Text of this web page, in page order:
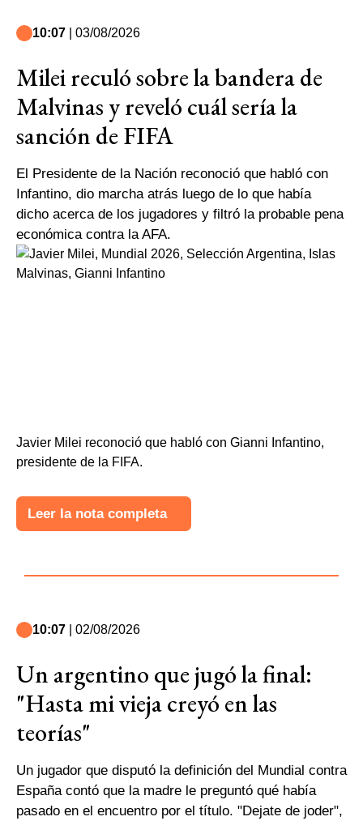
10:07 | 03/08/2026
Milei reculó sobre la bandera de
Malvinas y reveló cuál sería la
sanción de FIFA
El Presidente de la Nación reconoció que habló con
Infantino, dio marcha atrás luego de lo que había
dicho acerca de los jugadores y filtró la probable pena
económica contra la AFA.
Javier Milei reconoció que habló con Gianni Infantino,
presidente de la FIFA.
Leer la nota completa
10:07 | 02/08/2026
Un argentino que jugó la final:
"Hasta mi vieja creyó en las
teorías"
Un jugador que disputó la definición del Mundial contra
España contó que la madre le preguntó qué había
pasado en el encuentro por el título. "Dejate de joder",